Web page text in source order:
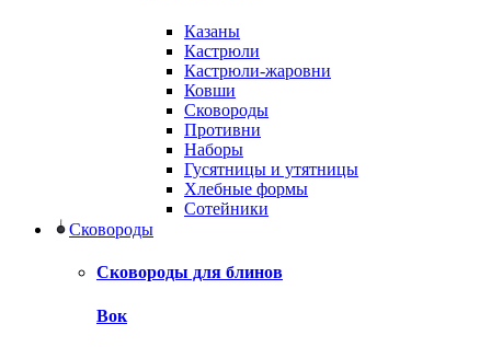
Казаны
Кастрюли
Кастрюли-жаровни
Ковши
Сковороды
Противни
Наборы
Гусятницы и утятницы
Хлебные формы
Сотейники
Сковороды
Сковороды для блинов
Вок